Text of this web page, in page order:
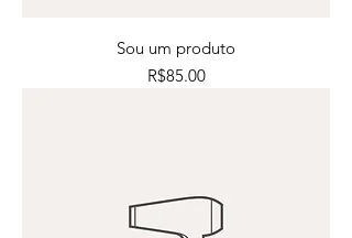
Sou um produto
Price
R$85.00